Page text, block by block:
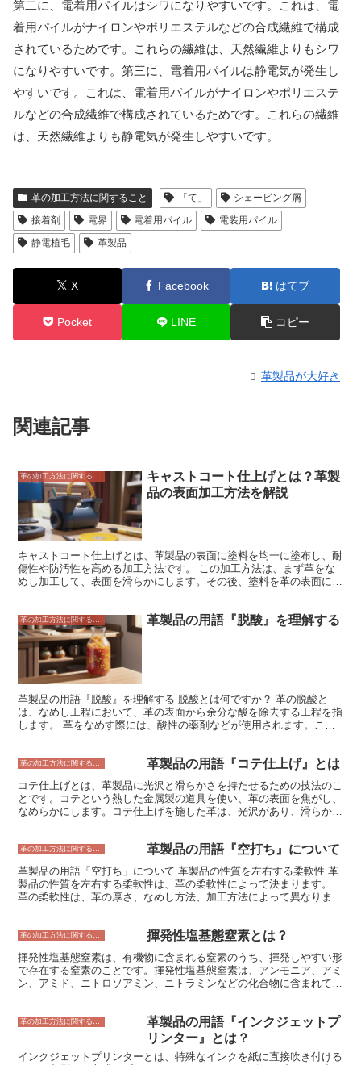
第二に、電着用パイルはシワになりやすいです。これは、電
着用パイルがナイロンやポリエステルなどの合成繊維で構成
されているためです。これらの繊維は、天然繊維よりもシワ
になりやすいです。第三に、電着用パイルは静電気が発生し
やすいです。これは、電着用パイルがナイロンやポリエステ
ルなどの合成繊維で構成されているためです。これらの繊維
は、天然繊維よりも静電気が発生しやすいです。
革の加工方法に関すること 「て」
シェービング屑
接着剤
電界 電着用パイル
電装用パイル
静電植毛
革製品
X Facebook はてブ
Pocket LINE コピー
革製品が大好き
関連記事
キャストコート仕上げとは？革製
品の表面加工方法を解説
キャストコート仕上げとは、革製品の表面に塗料を均一に塗布し、耐
傷性や防汚性を高める加工方法です。 この加工方法は、まず革をな
めし加工して、表面を滑らかにします。その後、塗料を革の表面に塗
リットは、耐傷性や防汚性が高まることです。塗膜が革の表面を保護
するため、傷や汚れがつきにくくなります。また、塗膜は防水性にも
優れているため、水や汚れをはじきやすいという特徴もあります。
さらに、キャストコート仕上げは、革製品に光沢感や色鮮やかさを与
えることもできます。塗料にはさまざまな色や種類があるため、革製
品に合った加工を施すことができます。
革製品の用語『脱酸』を理解する
革製品の用語『脱酸』を理解する 脱酸とは何ですか？ 革の脱酸と
は、なめし工程において、革の表面から余分な酸を除去する工程を指
します。 革をなめす際には、酸性の薬剤などが使用されます。これ
合いが悪くなったり、耐久性が低下したりすることがあります。その
ことで、革の表面から余分な酸を除去し、革の色や風合いを良くし、
耐久性を高めることができます。
革製品の用語『コテ仕上げ』とは
コテ仕上げとは、革製品に光沢と滑らかさを持たせるための技法のこ
とです。コテという熱した金属製の道具を使い、革の表面を焦がし、
なめらかにします。コテ仕上げを施した革は、光沢があり、滑らかな
で、バッグや財布、靴など、さまざまな革製品に使用されています。
革の加工方法に関すること 革製品の用語『空打ち』について
革製品の用語「空打ち」について 革製品の性質を左右する柔軟性 革
製品の性質を左右する柔軟性は、革の柔軟性によって決まります。
革の柔軟性は、革の厚さ、なめし方法、加工方法によって異なりま
なめしなどの化学薬品を用いたなめし方法で作られた革は、柔軟性に
たなめし方法で作られた革は、柔軟性に劣りますが、耐久性に優れて
います。さらに、革の加工方法によっても、革の柔軟性は左右されま
す。革を伸ばしたり、揉んだりする加工を施すことで、革の柔軟性を
左右します。例えば、靴の場合、革が柔軟であれば、足に馴染みやす
く、履き心地が良くなります。また、バッグの場合、革が柔軟であれ
ば、荷物を出し入れしやすくなります。
革の加工方法に関すること 揮発性塩基態窒素とは？
揮発性塩基態窒素は、有機物に含まれる窒素のうち、揮発しやすい形
で存在する窒素のことです。揮発性塩基態窒素は、アンモニア、アミ
ン、アミド、ニトロソアミン、ニトラミンなどの化合物に含まれてい
アの分子中の1つ以上の水素原子をアルキル基またはアリール基で置
換した化合物です。アミンは、魚介類や貝類など、水生生物に多く含
まれています。アミドは、アンモニアの分子中の水素原子を酸の残基
で置換した化合物です。アミドは、タンパク質やペプチドなど、生物
革製品の用語『インクジェットプ
リンター』とは？
インクジェットプリンターとは、特殊なインクを紙に直接吹き付ける